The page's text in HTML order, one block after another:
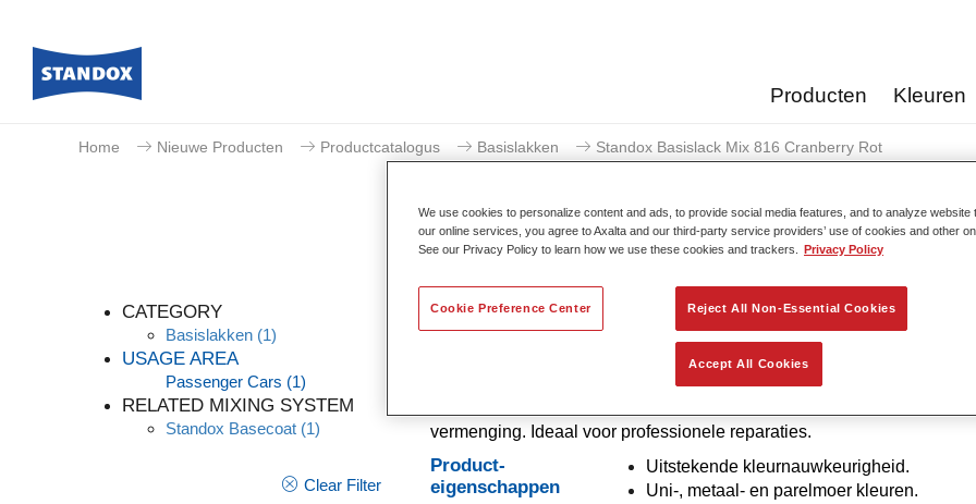
Producten Kleuren
Home Nieuwe Producten Productcatalogus Basislakken Standox Basislack Mix 816 Cranberry Rot
CATEGORY
Basislakken (1)
USAGE AREA
Passenger Cars (1)
RELATED MIXING SYSTEM
Standox Basecoat (1)
Clear Filter
Standox Basislack Mix
Een conventionele menglak met uitstekende vuleigenschappen en
vermenging. Ideaal voor professionele reparaties.
Product-
eigenschappen
Uitstekende kleurnauwkeurigheid.
Uni-, metaal- en parelmoer kleuren.
We use cookies to personalize content and ads, to provide social media features, and to analyze website
our online services, you agree to Axalta and our third-party service providers’ use of cookies and other
See our Privacy Policy to learn how we use these cookies and trackers.
Privacy Policy
Reject All Non-Essential Cookies
Accept All Cookies
Cookie Preference Center